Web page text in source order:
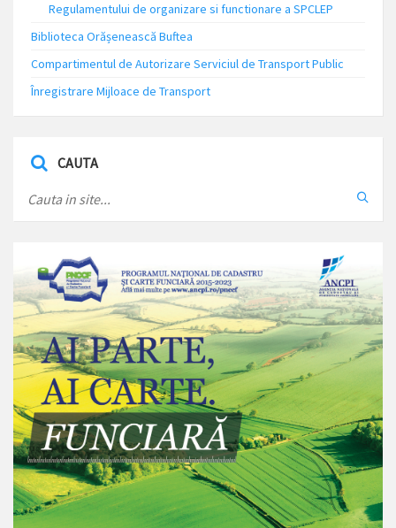
Regulamentului de organizare si functionare a SPCLEP
Biblioteca Orășenească Buftea
Compartimentul de Autorizare Serviciul de Transport Public
Înregistrare Mijloace de Transport
CAUTA